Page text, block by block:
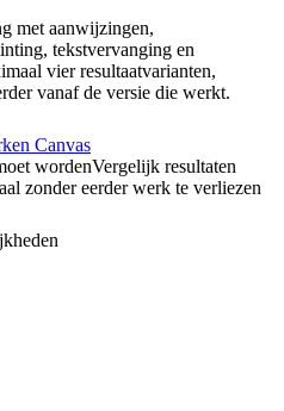
met aanwijzingen,
tekstvervanging en
vier resultaatvarianten,
vanaf de versie die werkt.
Canvas
wordenVergelijk resultaten
zonder eerder werk te verliezen